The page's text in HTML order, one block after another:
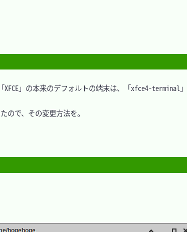
」の本来のデフォルトの端末は、「xfce4-terminal
ので、その変更方法を。